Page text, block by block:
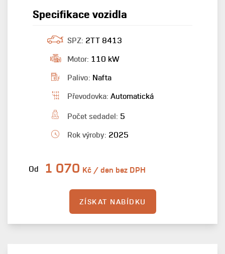
Specifikace vozidla
SPZ: 2TT 8413
Motor: 110 kW
Palivo: Nafta
Převodovka: Automatická
Počet sedadel: 5
Rok výroby: 2025
Od 1 070 Kč / den bez DPH
ZÍSKAT NABÍDKU